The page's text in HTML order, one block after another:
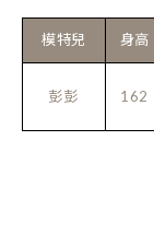
模特兒 身高
彭彭 162